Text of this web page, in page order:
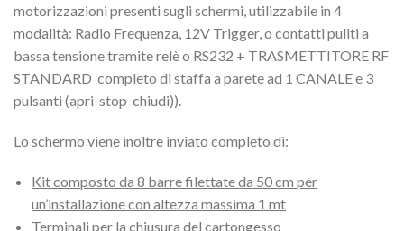
motorizzazioni presenti sugli schermi, utilizzabile in 4
modalità: Radio Frequenza, 12V Trigger, o contatti puliti a
bassa tensione tramite relè o RS232 + TRASMETTITORE RF
STANDARD completo di staffa a parete ad 1 CANALE e 3
pulsanti (apri-stop-chiudi)).
Lo schermo viene inoltre inviato completo di:
Kit composto da 8 barre filettate da 50 cm per
un’installazione con altezza massima 1 mt
Terminali per la chiusura del cartongesso